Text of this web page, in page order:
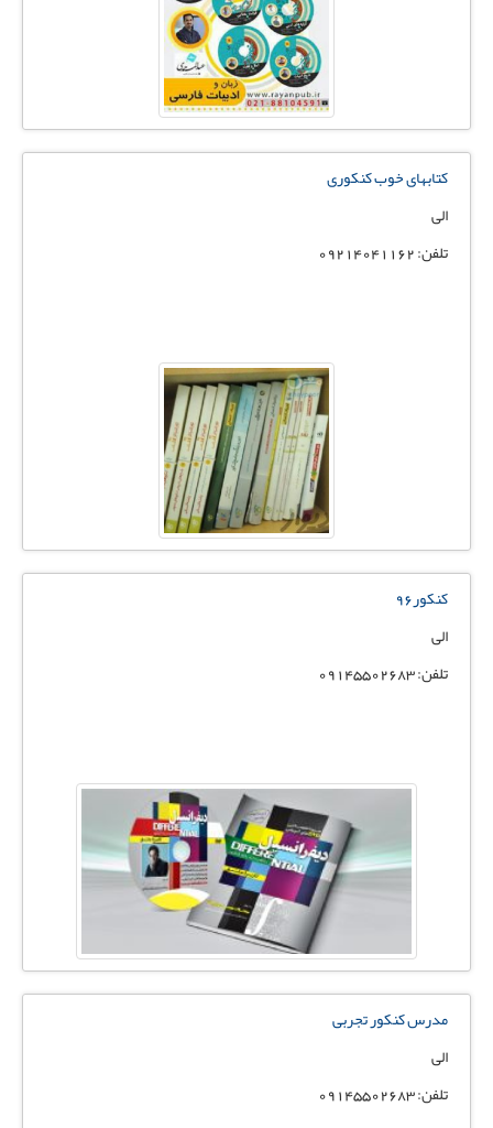
کتابهای خوب کنکوری
الی
تلفن: 09214041162
کنکور۹۶
الی
تلفن: 09145502683
مدرس کنکور تجربی
الی
تلفن: 09145502683